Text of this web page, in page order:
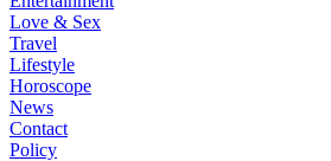
Love & Sex
Travel
Lifestyle
Horoscope
News
Contact
Policy